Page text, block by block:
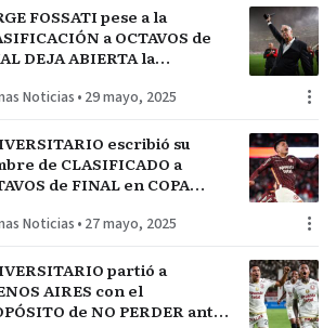
FOSSATI pese a la
a OCTAVOS de
DEJA ABIERTA la
HINCHADA-
Noticias• 29 mayo, 2025
escribió su
de CLASIFICADO a
de FINAL en COPA
CONCHA
Noticias• 27 mayo, 2025
partió a
AIRES con el
de NO PERDER ante